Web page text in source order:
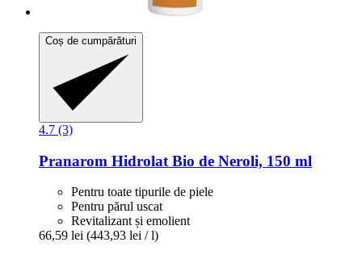
Coș de cumpărături
4.7 (3)
Pranarom Hidrolat Bio de Neroli, 150 ml
Pentru toate tipurile de piele
Pentru părul uscat
Revitalizant și emolient
66,59 lei (443,93 lei / l)